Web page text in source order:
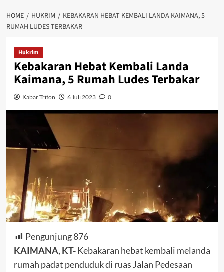
HOME HUKRIM
KEBAKARAN HEBAT KEMBALI LANDA KAIMANA, 5
RUMAH LUDES TERBAKAR
Hukrim
Kebakaran Hebat Kembali Landa
Kaimana, 5 Rumah Ludes Terbakar
Kabar Triton 6 Juli 2023 0
Pengunjung 876
KAIMANA, KT-Kebakaran hebat kembali melanda
rumah padat penduduk di ruas Jalan Pedesaan